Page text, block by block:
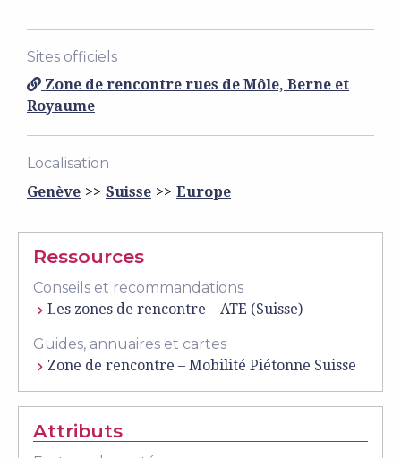
Sites officiels
Zone de rencontre rues de Môle, Berne et
Royaume
Localisation
Genève
Suisse Europe
Ressources
Conseils et recommandations
Les zones de rencontre – ATE (Suisse)
Guides, annuaires et cartes
Zone de rencontre – Mobilité Piétonne Suisse
Attributs